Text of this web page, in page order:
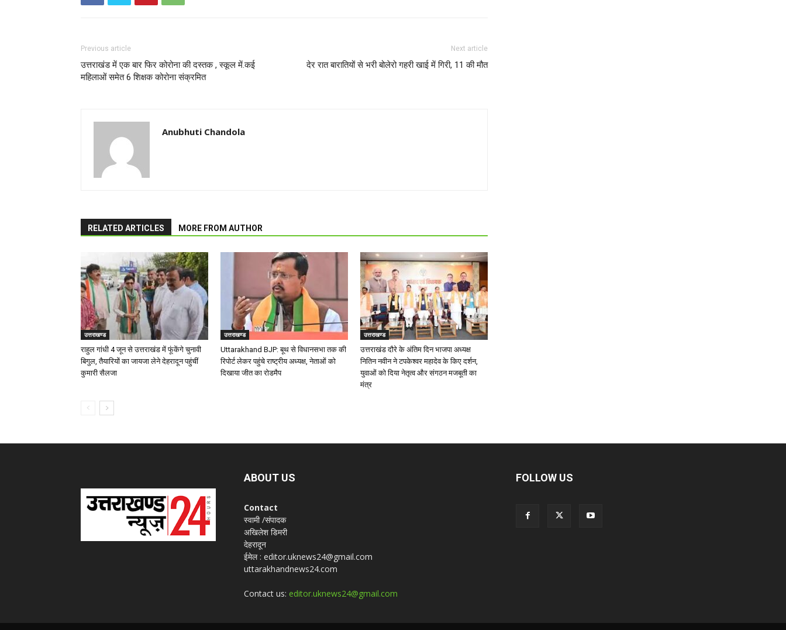
Previous article
उत्तराखंड में एक बार फिर कोरोना की दस्तक , स्कूल में.कई
महिलाओं समेत 6 शिक्षक कोरोना संक्रमित
Next article
देर रात बारातियों से भरी बोलेरो गहरी खाई में गिरी, 11 की मौत
Anubhuti Chandola
RELATED ARTICLES MORE FROM AUTHOR
उत्तराखण्ड
राहुल गांधी 4 जून से उत्तराखंड में फूंकेंगे चुनावी
बिगुल, तैयारियों का जायजा लेने देहरादून पहुंचीं
कुमारी सैलजा
उत्तराखण्ड
Uttarakhand BJP: बूथ से विधानसभा तक की
रिपोर्ट लेकर पहुंचे राष्ट्रीय अध्यक्ष, नेताओं को
दिखाया जीत का रोडमैप
उत्तराखण्ड
उत्तराखंड दौरे के अंतिम दिन भाजपा अध्यक्ष
नितिन नवीन ने टपकेश्वर महादेव के किए दर्शन,
युवाओं को दिया नेतृत्व और संगठन मजबूती का
मंत्र
ABOUT US
Contact
स्वामी /संपादक
अखिलेश डिमरी
देहरादून
ईमेल : editor.uknews24@gmail.com
uttarakhandnews24.com
Contact us: editor.uknews24@gmail.com
FOLLOW US